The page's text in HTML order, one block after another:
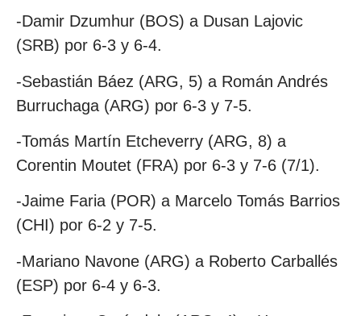
-Damir Dzumhur (BOS) a Dusan Lajovic
(SRB) por 6-3 y 6-4.
-Sebastián Báez (ARG, 5) a Román Andrés
Burruchaga (ARG) por 6-3 y 7-5.
-Tomás Martín Etcheverry (ARG, 8) a
Corentin Moutet (FRA) por 6-3 y 7-6 (7/1).
-Jaime Faria (POR) a Marcelo Tomás Barrios
(CHI) por 6-2 y 7-5.
-Mariano Navone (ARG) a Roberto Carballés
(ESP) por 6-4 y 6-3.